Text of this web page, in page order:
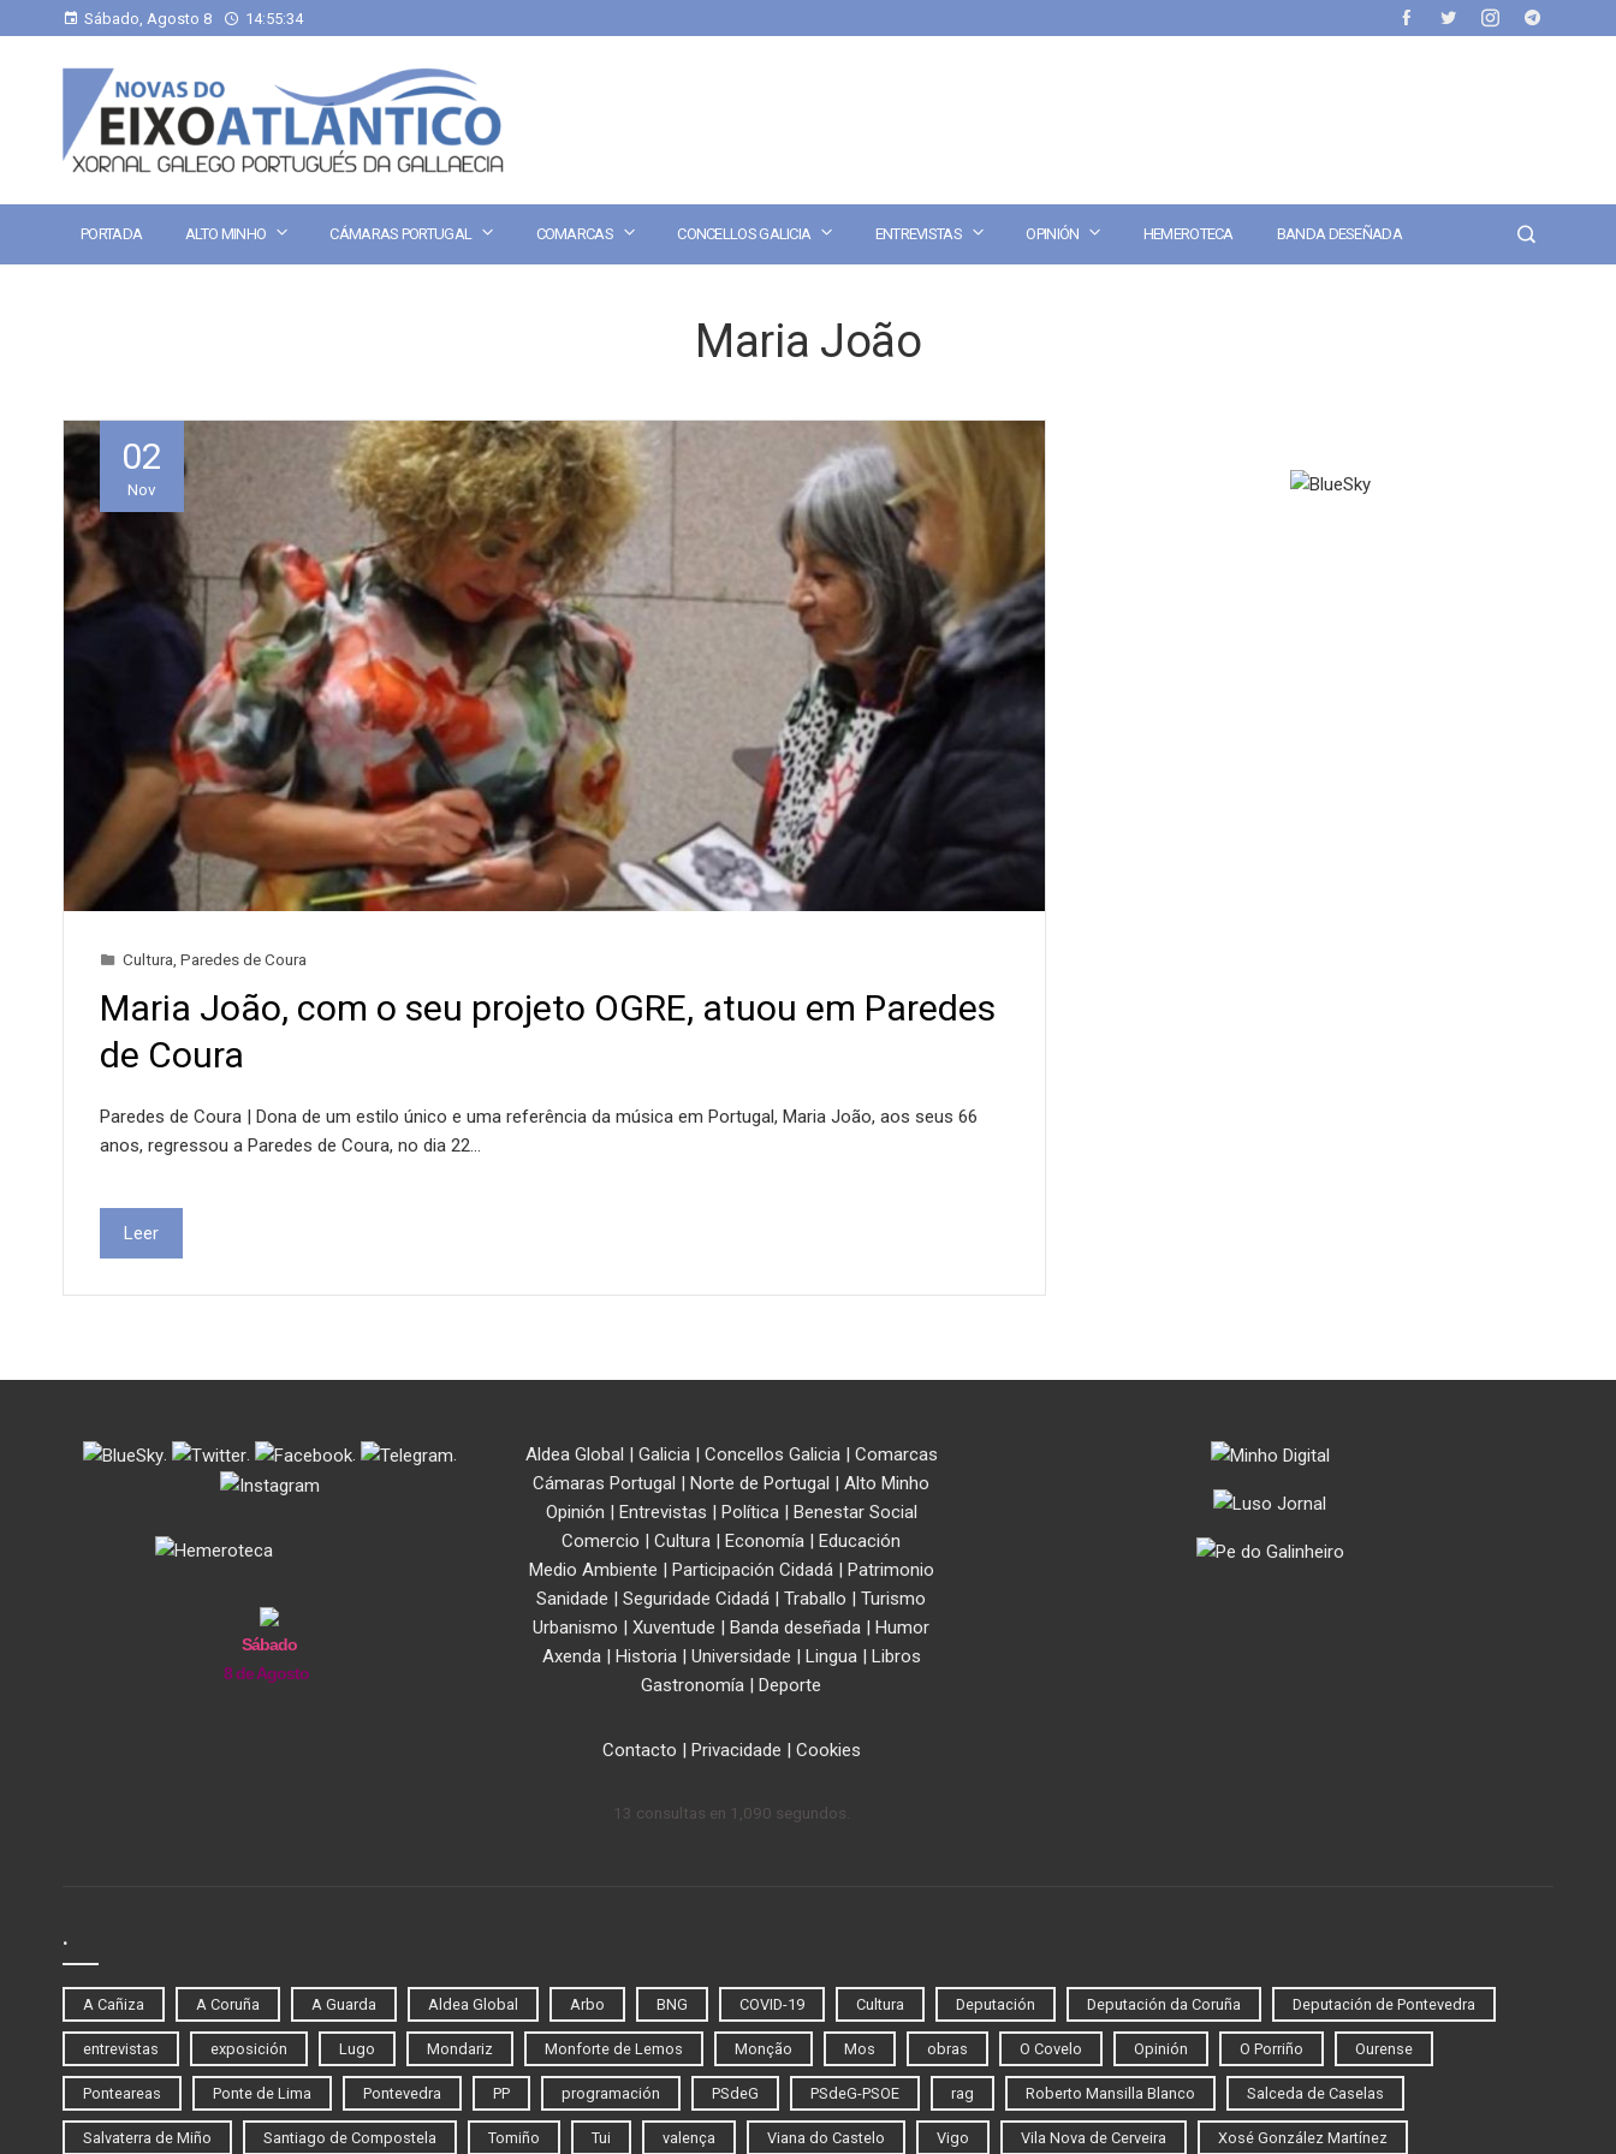
Sábado, Agosto 8 14:55:35
PORTADA ALTO MINHO CÁMARAS PORTUGAL COMARCAS CONCELLOS GALICIA ENTREVISTAS OPINIÓN HEMEROTECA BANDA DESEÑADA
Maria João
02
Nov
Cultura Paredes de Coura
Maria João, com o seu projeto OGRE, atuou em Paredes
de Coura
Paredes de Coura | Dona de um estilo único e uma referência da música em Portugal, Maria João, aos seus 66
anos, regressou a Paredes de Coura, no dia 22…
Leer
. . . .
Sábado
8 de Agosto
Aldea Global | Galicia| Concellos Galicia| Comarcas
Cámaras Portugal | Norte de Portugal | Alto Minho
Opinión | Entrevistas | Política| Benestar Social
Comercio | Cultura | Economía | Educación
Medio Ambiente | Participación Cidadá| Patrimonio
Sanidade | Seguridade Cidadá | Traballo | Turismo
Urbanismo | Xuventude | Banda deseñada | Humor
Axenda| Historia| Universidade | Lingua| Libros
Gastronomía | Deporte
Contacto | Privacidade | Cookies
13 consultas en 1,090 segundos.
.
A Cañiza A Coruña A Guarda Aldea Global Arbo BNG COVID-19 Cultura Deputación Deputación da Coruña Deputación de Pontevedra
entrevistas exposición Lugo Mondariz Monforte de Lemos Monção Mos obras O Covelo Opinión O Porriño Ourense
Ponteareas Ponte de Lima Pontevedra PP programación PSdeG PSdeG-PSOE rag Roberto Mansilla Blanco Salceda de Caselas
Salvaterra de Miño Santiago de Compostela Tomiño Tui valença Viana do Castelo Vigo Vila Nova de Cerveira Xosé González Martínez